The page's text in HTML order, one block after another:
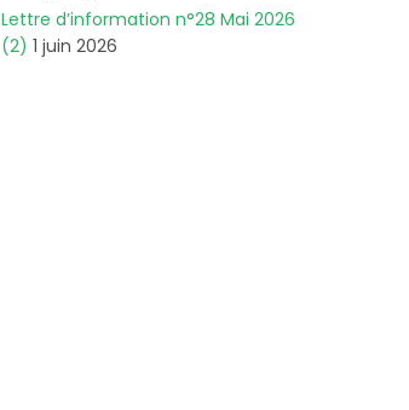
Lettre d’information n°28 Mai 2026
(2) 1 juin 2026